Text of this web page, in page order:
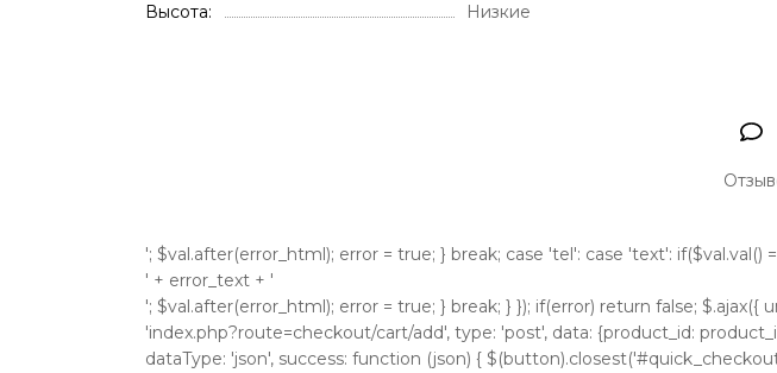
Высота Низкие
'; $val.after(error_html); error = true; } break; case 'tel': case 'text':
' + error_text + '
'; $val.after(error_html); error = true; } break; } }); if(error) return false;
'index.php?route=checkout/cart/add', type: 'post', data: {product_id:
dataType: 'json', success: function (json) {